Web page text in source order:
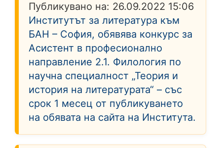
Публикувано на: 26.09.2022 15:06
Институтът за литература към
БАН – София, обявява конкурс за
Асистент в професионално
направление 2.1. Филология по
научна специалност „Теория и
история на литературата“ – със
срок 1 месец от публикуването
на обявата на сайта на Института.